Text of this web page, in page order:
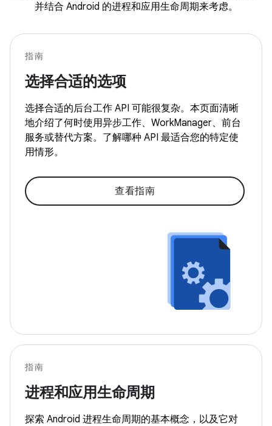
并结合 Android 的进程和应用生命周期来考虑。
指南
选择合适的选项
选择合适的后台工作 API 可能很复杂。本页面清晰
地介绍了何时使用异步工作、WorkManager、前台
服务或替代方案。了解哪种 API 最适合您的特定使
用情形。
查看指南
指南
进程和应用生命周期
探索 Android 进程生命周期的基本概念，以及它对